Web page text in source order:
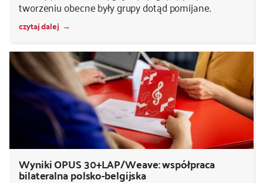
tworzeniu obecne były grupy dotąd pomijane.
czytaj dalej
Wyniki OPUS 30+LAP/Weave: współpraca
bilateralna polsko-belgijska